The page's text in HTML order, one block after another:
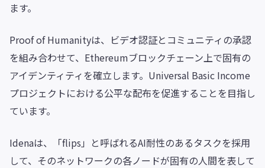
ます。
Proof of Humanityは、ビデオ認証とコミュニティの承認
を組み合わせて、Ethereumブロックチェーン上で固有の
アイデンティティを確立します。Universal Basic Income
プロジェクトにおける公平な配布を促進することを目指し
ています。
Idenaは、「flips」と呼ばれるAI耐性のあるタスクを採用
して、そのネットワークの各ノードが固有の人間を表して